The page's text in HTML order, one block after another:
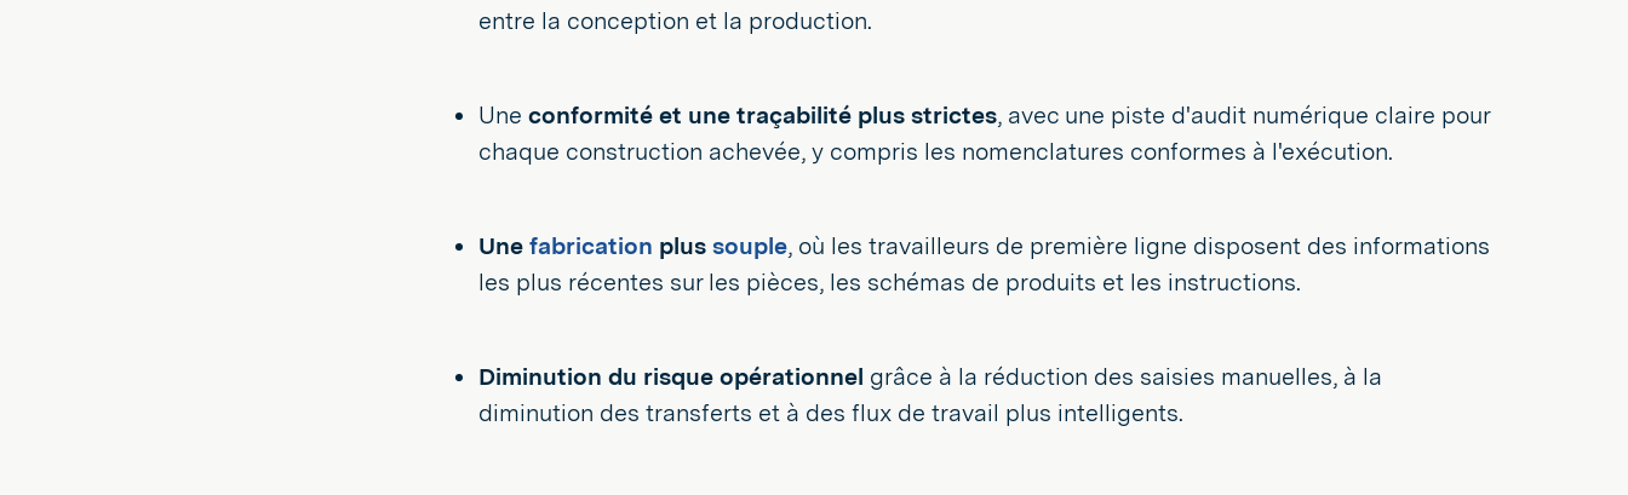
entre la conception et la production.
Une conformité et une traçabilité plus strictes, avec une piste d'audit numérique claire pour
chaque construction achevée, y compris les nomenclatures conformes à l'exécution.
Une fabrication plus souple, où les travailleurs de première ligne disposent des informations
les plus récentes sur les pièces, les schémas de produits et les instructions.
Diminution du risque opérationnel grâce à la réduction des saisies manuelles, à la
diminution des transferts et à des flux de travail plus intelligents.